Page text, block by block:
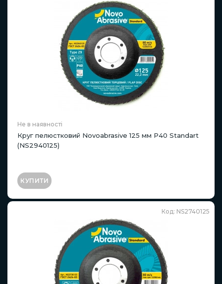
Не в наявності
Круг пелюстковий Novoabrasive 125 мм P40 Standart
(NS2940125)
КУПИТИ
Код: NS2740125